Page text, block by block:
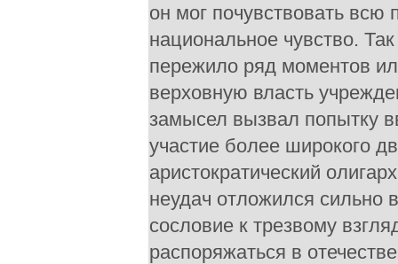
он мог почувствовать всю
национальное чувство.
пережило ряд моментов
верховную власть
замысел вызвал попытку
участие более широкого
аристократический
неудач отложился сильно
сословие к трезвому
распоряжаться в